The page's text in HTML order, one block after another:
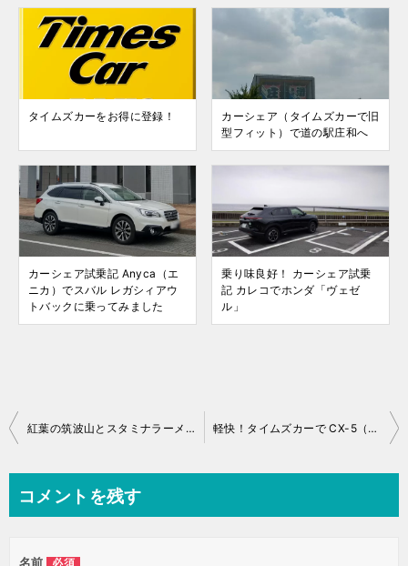
タイムズカーをお得に登録！
カーシェア（タイムズカーで旧
型フィット）で道の駅庄和へ
カーシェア試乗記 Anyca（エ
ニカ）でスバル レガシィアウ
トバックに乗ってみました
乗り味良好！ カーシェア試乗
記 カレコでホンダ「ヴェゼ
ル」
投
ビ
紅葉の筑波山とスタミナラーメンドライブ 軽快！タイムズカーで CX-5（カーシェア試乗記）
コメントを残す
名前 必須